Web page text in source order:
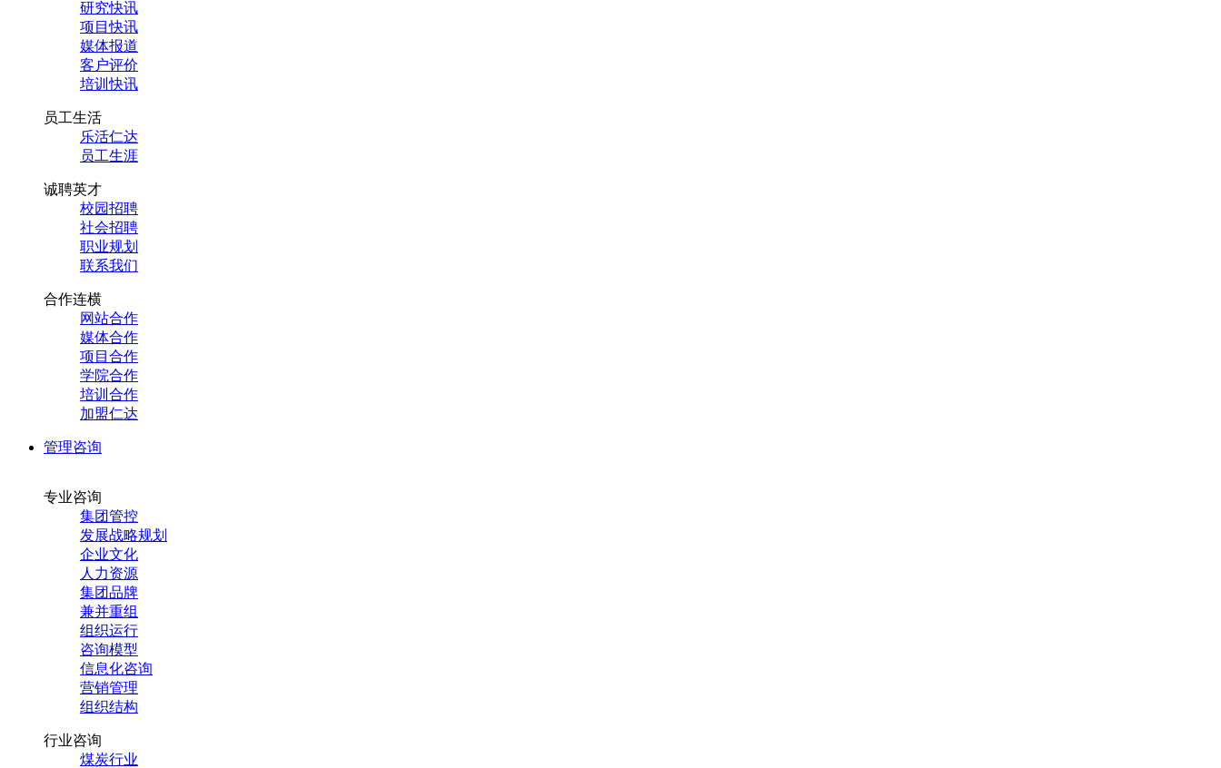
研究快讯
项目快讯
媒体报道
客户评价
培训快讯
员工生活
乐活仁达
员工生涯
诚聘英才
校园招聘
社会招聘
职业规划
联系我们
合作连横
网站合作
媒体合作
项目合作
学院合作
培训合作
加盟仁达
管理咨询
专业咨询
集团管控
发展战略规划
企业文化
人力资源
集团品牌
兼并重组
组织运行
咨询模型
信息化咨询
营销管理
组织结构
行业咨询
煤炭行业